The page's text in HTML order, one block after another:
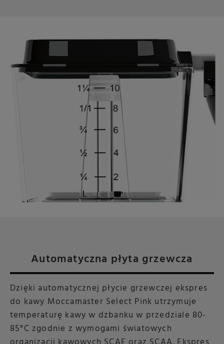
Automatyczna płyta grzewcza
Dzięki automatycznej płycie grzewczej ekspres
do kawy Moccamaster Select Pink utrzymuje
temperaturę kawy w dzbanku w przedziale 80-
85°C zgodnie z wymogami światowych